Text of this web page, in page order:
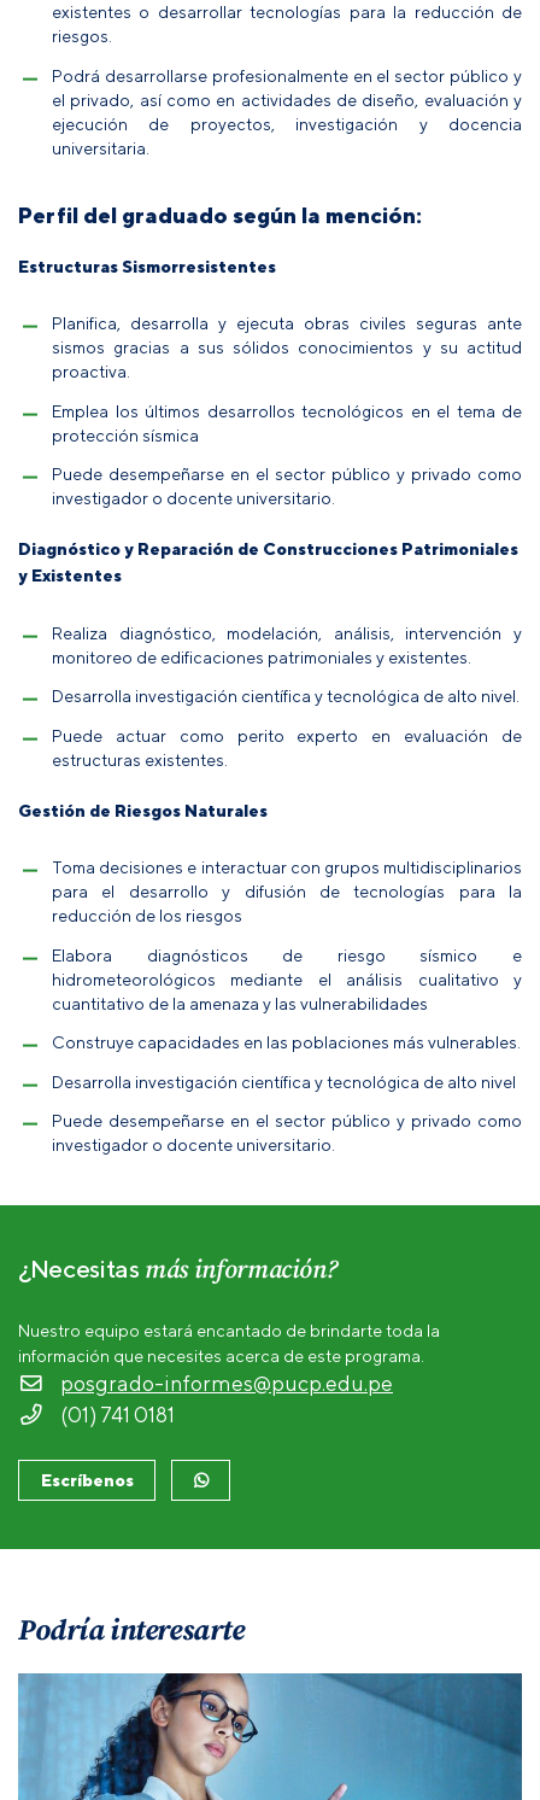
existentes o desarrollar tecnologías para la reducción de
riesgos.
Podrá desarrollarse profesionalmente en el sector público y
el privado, así como en actividades de diseño, evaluación y
ejecución de proyectos, investigación y docencia
universitaria.
Perfil del graduado según la mención:
Estructuras Sismorresistentes
Planifica, desarrolla y ejecuta obras civiles seguras ante
sismos gracias a sus sólidos conocimientos y su actitud
proactiva.
Emplea los últimos desarrollos tecnológicos en el tema de
protección sísmica
Puede desempeñarse en el sector público y privado como
investigador o docente universitario.
Diagnóstico y Reparación de Construcciones Patrimoniales
y Existentes
Realiza diagnóstico, modelación, análisis, intervención y
monitoreo de edificaciones patrimoniales y existentes.
Desarrolla investigación científica y tecnológica de alto nivel.
Puede actuar como perito experto en evaluación de
estructuras existentes.
Gestión de Riesgos Naturales
Toma decisiones e interactuar con grupos multidisciplinarios
para el desarrollo y difusión de tecnologías para la
reducción de los riesgos
Elabora diagnósticos de riesgo sísmico e
hidrometeorológicos mediante el análisis cualitativo y
cuantitativo de la amenaza y las vulnerabilidades
Construye capacidades en las poblaciones más vulnerables.
Desarrolla investigación científica y tecnológica de alto nivel
Puede desempeñarse en el sector público y privado como
investigador o docente universitario.
¿Necesitas más información?
Nuestro equipo estará encantado de brindarte toda la
información que necesites acerca de este programa.
posgrado-informes@pucp.edu.pe
(01) 741 0181
Escríbenos
Podría interesarte